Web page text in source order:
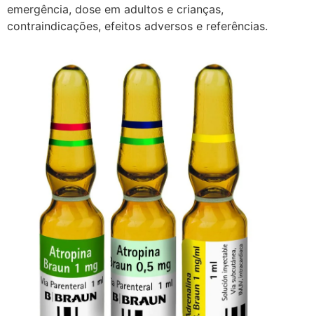
emergência, dose em adultos e crianças,
contraindicações, efeitos adversos e referências.